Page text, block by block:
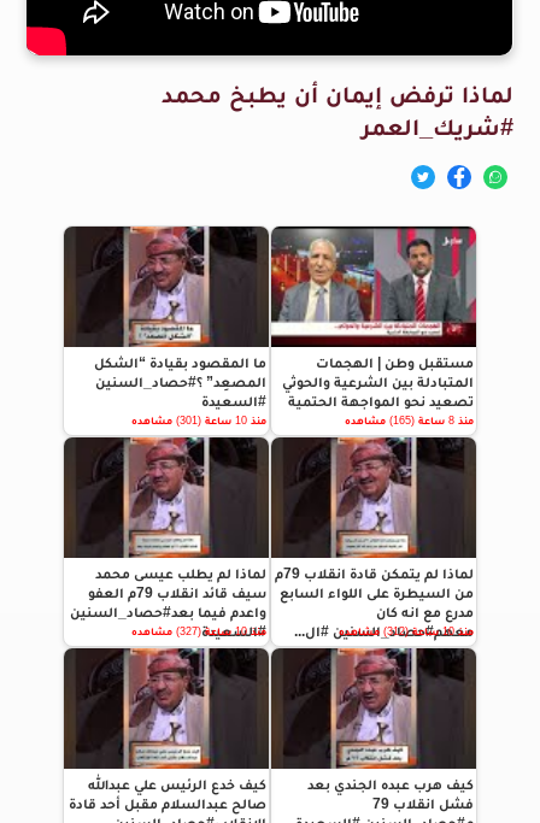
لماذا ترفض إيمان أن يطبخ محمد
#شريك_العمر
مستقبل وطن | الهجمات
المتبادلة بين الشرعية والحوثي
تصعيد نحو المواجهة الحتمية
منذ 8 ساعة (165) مشاهده
ما المقصود بقيادة “الشكل
المصعِد” ؟#حصاد_السنين
#السعيدة
منذ 10 ساعة (301) مشاهده
لماذا لم يتمكن قادة انقلاب 79م
من السيطرة على اللواء السابع
مدرع مع انه كان
معهم#حصاد_السنين #ال...
منذ 10 ساعة (312) مشاهده
لماذا لم يطلب عيسى محمد
سيف قائد انقلاب 79م العفو
واعدم فيما بعد#حصاد_السنين
#السعيدة
منذ 10 ساعة (327) مشاهده
كيف هرب عبده الجندي بعد
فشل انقلاب 79
كيف خدع الرئيس علي عبدالله
صالح عبدالسلام مقبل أحد قادة